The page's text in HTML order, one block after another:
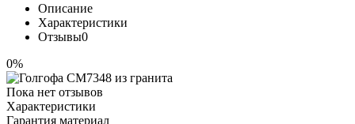
Описание
Характеристики
Отзывы0
0%
Пока нет отзывов
Характеристики
Гарантия материал